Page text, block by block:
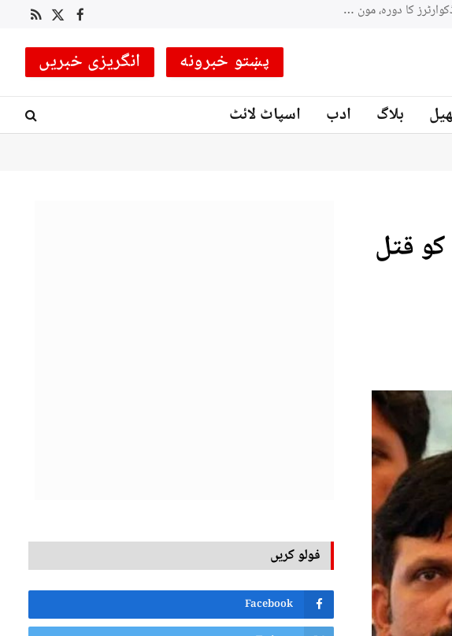
کرکٹ ٹیم کے بیٹنگ کوچ مقرر Facebook
X
RSS
پښتو خبرونه انگریزی خبریں
بلاگ ادب اسپاٹ لائٹ
قتل
فولو کریں
Facebook